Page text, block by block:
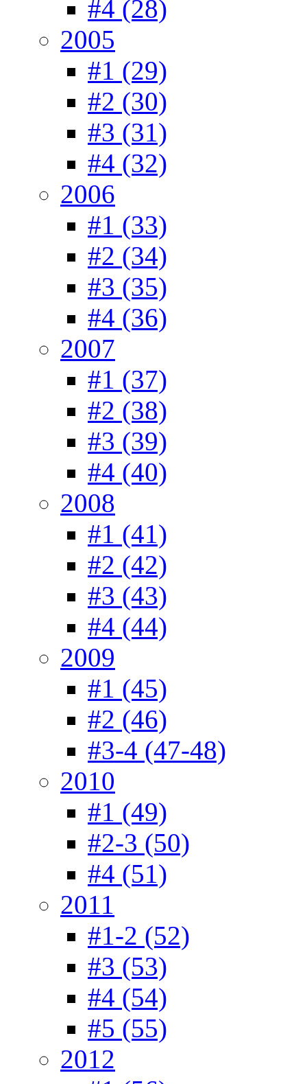
#4 (28)
2005
#1 (29)
#2 (30)
#3 (31)
#4 (32)
2006
#1 (33)
#2 (34)
#3 (35)
#4 (36)
2007
#1 (37)
#2 (38)
#3 (39)
#4 (40)
2008
#1 (41)
#2 (42)
#3 (43)
#4 (44)
2009
#1 (45)
#2 (46)
#3-4 (47-48)
2010
#1 (49)
#2-3 (50)
#4 (51)
2011
#1-2 (52)
#3 (53)
#4 (54)
#5 (55)
2012